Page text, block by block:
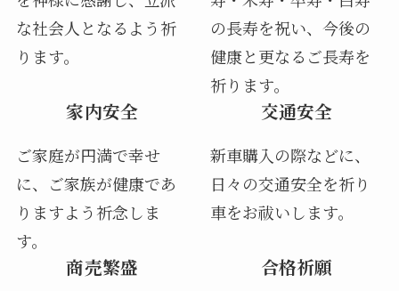
な社会人となるよう祈
ります。
の長寿を祝い、今後の
健康と更なるご長寿を
祈ります。
家内安全
ご家庭が円満で幸せ
に、ご家族が健康であ
りますよう祈念しま
す。
交通安全
新車購入の際などに、
日々の交通安全を祈り
車をお祓いします。
商売繁盛 合格祈願